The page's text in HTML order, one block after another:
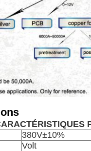
380V±10%
Volt